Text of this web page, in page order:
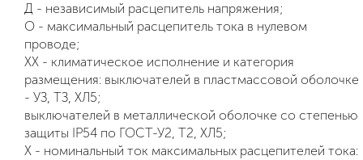
Д - независимый расцепитель напряжения;
О - максимальный расцепитель тока в нулевом
проводе;
ХХ - климатическое исполнение и категория
размещения: выключателей в пластмассовой оболочке
- УЗ, ТЗ, ХЛ5;
выключателей в металлической оболочке со степенью
защиты IP54 по ГОСТ-У2, Т2, ХЛ5;
Х - номинальный ток максимальных расцепителей тока: